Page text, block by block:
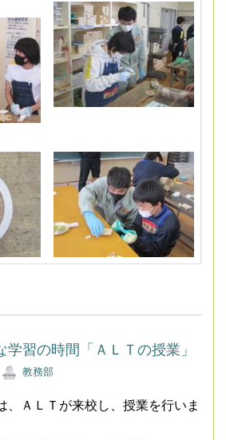
習の時間「ＡＬＴの授業」
教務部
、ＡＬＴが来校し、授業を行いま